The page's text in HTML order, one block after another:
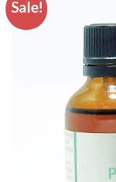
Sale!